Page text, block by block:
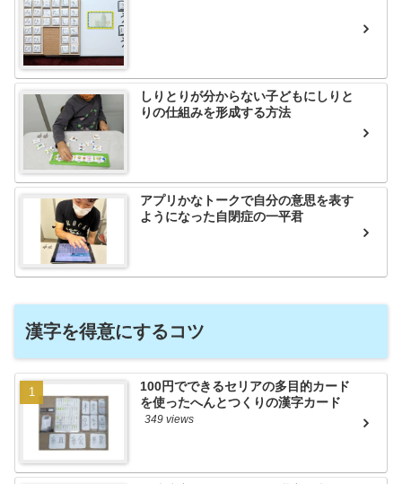
しりとりが分からない子どもにしりと
りの仕組みを形成する方法
アプリかなトークで自分の意思を表す
ようになった自閉症の一平君
漢字を得意にするコツ
100円でできるセリアの多目的カード
を使ったへんとつくりの漢字カード
349 views